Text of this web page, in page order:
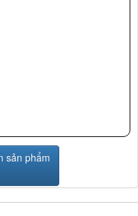
sản phẩm